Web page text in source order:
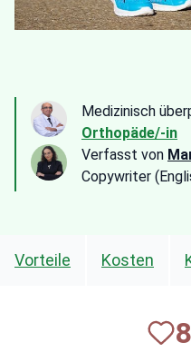
Medizinisch
Orthopäde/-in
Verfasst von
Copywriter
Vorteile Kosten